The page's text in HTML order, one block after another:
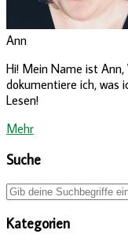
Ann
Hi! Mein Name ist
dokumentiere ich, was
Lesen!
Mehr
Suche
Kategorien